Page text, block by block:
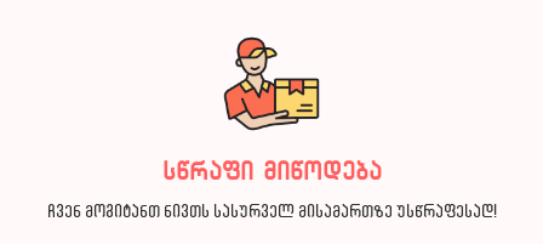
სწრაფი მიწოდება
ჩვენ მოგიტანთ ნივთს სასურველ მისამართზე უსწრაფესად!